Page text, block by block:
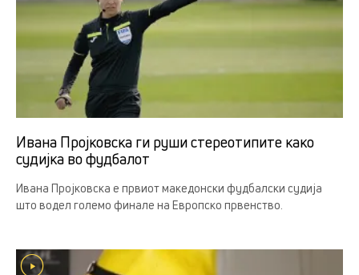
Ивана Пројковска ги руши стереотипите како
судијка во фудбалот
Ивана Пројковска е првиот македонски фудбалски судија
што водел големо финале на Европско првенство.